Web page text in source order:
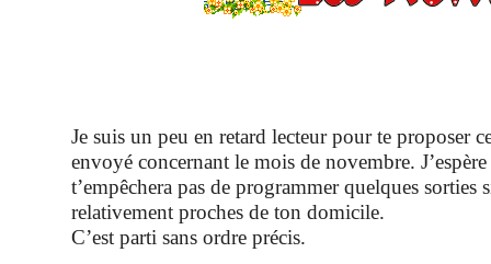
Je suis un peu en retard lecteur pour te proposer
envoyé concernant le mois de novembre.
t’empêchera pas de programmer quelques sorties
relativement proches de ton domicile.
C’est parti sans ordre précis.